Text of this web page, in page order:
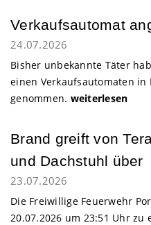
Verkaufsautomat
24.07.2026
Bisher unbekannte Täter
einen Verkaufsautomaten in
genommen. weiterlesen
Porta Westfalica
Brand greift von
und Dachstuhl über
23.07.2026
Die Freiwillige Feuerwehr
20.07.2026 um 23:51 Uhr